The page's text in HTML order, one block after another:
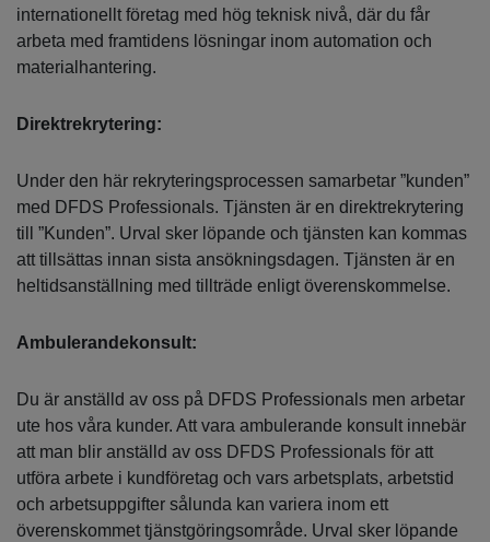
internationellt företag med hög teknisk nivå, där du får
arbeta med framtidens lösningar inom automation och
materialhantering.
Direktrekrytering:
Under den här rekryteringsprocessen samarbetar ”kunden”
med DFDS Professionals. Tjänsten är en direktrekrytering
till ”Kunden”. Urval sker löpande och tjänsten kan kommas
att tillsättas innan sista ansökningsdagen. Tjänsten är en
heltidsanställning med tillträde enligt överenskommelse.
Ambulerandekonsult:
Du är anställd av oss på DFDS Professionals men arbetar
ute hos våra kunder. Att vara ambulerande konsult innebär
att man blir anställd av oss DFDS Professionals för att
utföra arbete i kundföretag och vars arbetsplats, arbetstid
och arbetsuppgifter sålunda kan variera inom ett
överenskommet tjänstgöringsområde. Urval sker löpande